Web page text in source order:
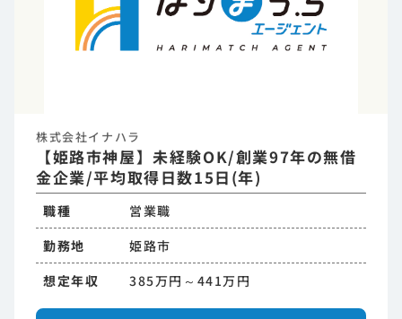
株式会社イナハラ
【姫路市神屋】未経験OK/創業97年の無借
金企業/平均取得日数15日(年)
職種
営業職
勤務地
姫路市
想定年収
385万円～441万円